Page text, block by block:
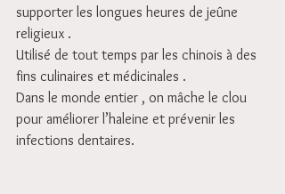
supporter les longues heures de jeûne
religieux .
Utilisé de tout temps par les chinois à des
fins culinaires et médicinales .
Dans le monde entier , on mâche le clou
pour améliorer l’haleine et prévenir les
infections dentaires.